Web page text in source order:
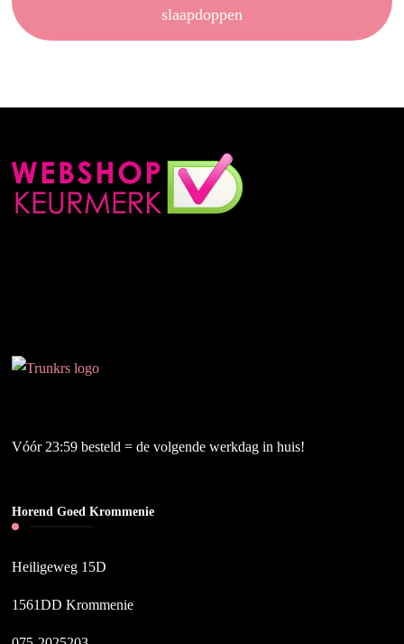
slaapdoppen
Vóór 23:59 besteld = de volgende werkdag in huis!
Horend Goed Krommenie
Heiligeweg 15D
1561DD Krommenie